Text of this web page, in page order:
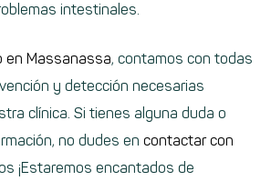
intestinales.
en Massanassa, contamos con todas
y detección necesarias
clínica. Si tienes alguna duda o
no dudes en contactar con
¡Estaremos encantados de